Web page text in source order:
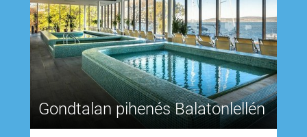
Gondtalan pihenés Balatonlellén